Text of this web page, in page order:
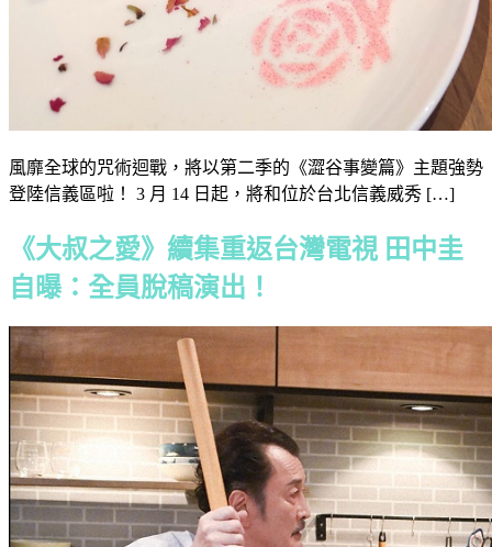
風靡全球的咒術迴戰，將以第二季的《澀谷事變篇》主題強勢
登陸信義區啦！ 3 月 14 日起，將和位於台北信義威秀 […]
《大叔之愛》續集重返台灣電視 田中圭
自曝：全員脫稿演出！